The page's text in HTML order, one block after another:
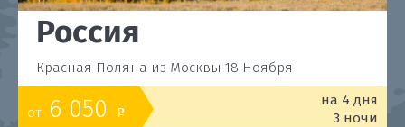
Россия
Красная Поляна из Москвы 18 Ноября
от 6 050 o
на 4 дня
3 ночи